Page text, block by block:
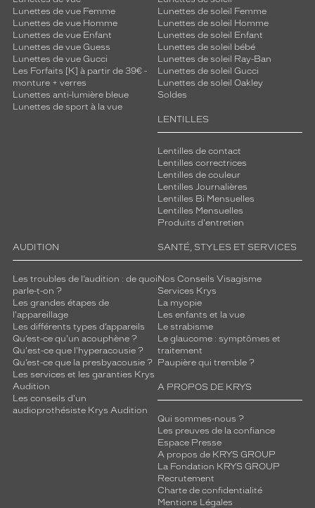
Lunettes de vue Femme
Lunettes de vue Homme
Lunettes de vue Enfant
Lunettes de vue Guess
Lunettes de vue Gucci
Les Forfaits [K] à partir de 39€ -
monture + verres
Lunettes anti-lumière bleue
Lunettes de sport à la vue
Lunettes de soleil Femme
Lunettes de soleil Homme
Lunettes de soleil Enfant
Lunettes de soleil bébé
Lunettes de soleil Ray-Ban
Lunettes de soleil Gucci
Lunettes de soleil Oakley
Soldes
LENTILLES
Lentilles de contact
Lentilles correctrices
Lentilles de couleur
Lentilles Journalières
Lentilles Bi Mensuelles
Lentilles Mensuelles
Produits d'entretien
AUDITION
Les troubles de l’audition : de quoi
parle-t-on ?
Les grandes étapes de
l'appareillage
Les différents types d’appareils
Qu’est-ce qu'un acouphène ?
Qu'est-ce que l'hyperacousie ?
Qu’est-ce que la presbyacousie ?
Les services et les garanties Krys
Audition
Les conseils d'un
audioprothésiste Krys Audition
SANTÉ, STYLES ET SERVICES
Nos Conseils Visagisme
Services Krys
La myopie
Les enfants et la vue
Le strabisme
Le glaucome : symptômes et
traitement
Paupière qui tremble ?
A PROPOS DE KRYS
Qui sommes-nous ?
Les preuves de la confiance
Espace Presse
A propos de KRYS GROUP
La Fondation KRYS GROUP
Recrutement
Charte de confidentialité
Mentions Légales